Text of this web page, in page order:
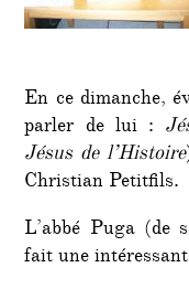
En ce dimanche,
parler de lui :
Jésus de l’Histoire
Christian Petitfils.
L’abbé Puga (de
fait une